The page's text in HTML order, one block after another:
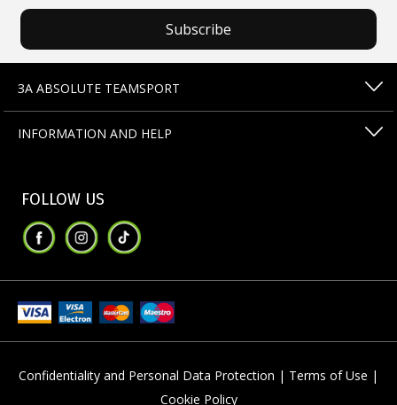
Subscribe
ЗА ABSOLUTE TEAMSPORT
INFORMATION AND HELP
FOLLOW US
Confidentiality and Personal Data Protection | Terms of Use |
Cookie Policy